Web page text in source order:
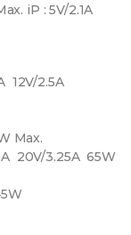
iP : 5V/2.1A
12V/2.5A
Max.
20V/3.25A 65W